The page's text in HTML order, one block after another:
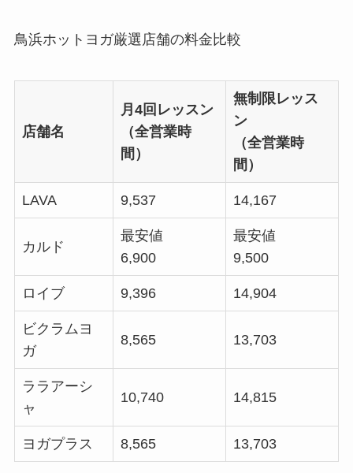
鳥浜ホットヨガ厳選店舗の料金比較
店舗名
月4回レッスン
（全営業時
間）
無制限レッス
ン
（全営業時
間）
LAVA 9,537 14,167
カルド
最安値
6,900
最安値
9,500
ロイブ 9,396 14,904
ビクラムヨ
ガ
8,565 13,703
ララアーシ
ャ
10,740 14,815
ヨガプラス 8,565 13,703